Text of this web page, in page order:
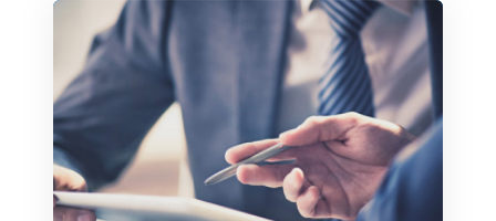
Image